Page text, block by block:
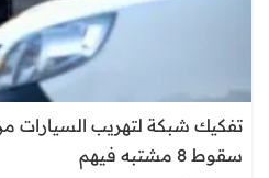
تفكيك شبكة لتهريب السيارات
سقوط 8 مشتبه فيهم